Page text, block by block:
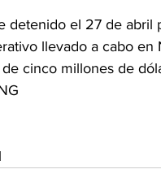
detenido el 27 de abril
llevado a cabo en
cinco millones de